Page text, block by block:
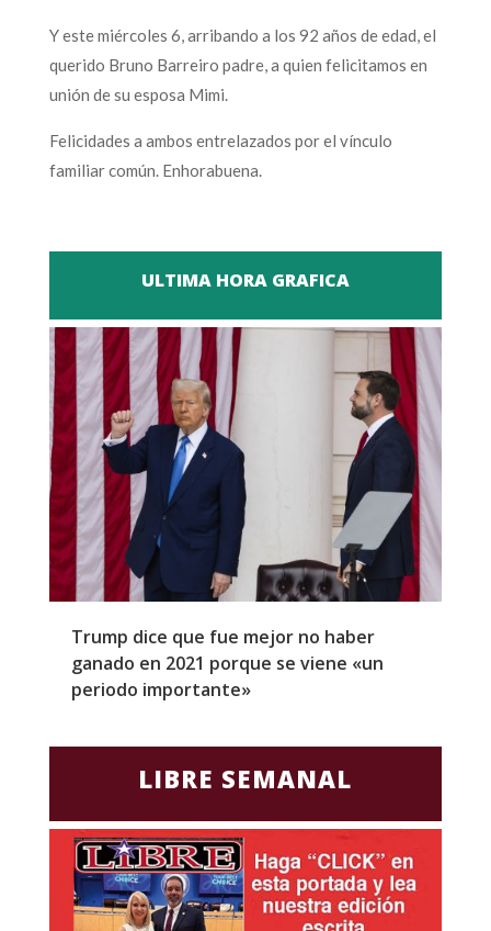
Y este miércoles 6, arribando a los 92 años de edad, el
querido Bruno Barreiro padre, a quien felicitamos en
unión de su esposa Mimi.
Felicidades a ambos entrelazados por el vínculo
familiar común. Enhorabuena.
ULTIMA HORA GRAFICA
Trump dice que fue mejor no haber
ganado en 2021 porque se viene «un
periodo importante»
LIBRE SEMANAL